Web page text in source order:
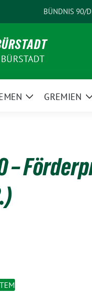
BÜNDNIS 90/
ZeigeGREMIEN
–